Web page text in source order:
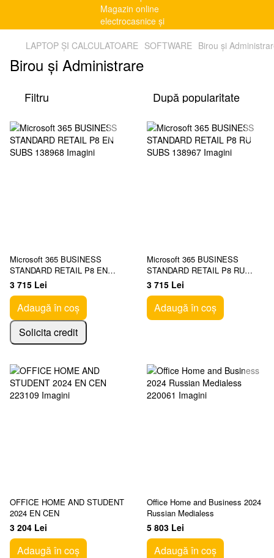
LAPTOP ȘI CALCULATOARE SOFTWARE Birou și
Birou și Administrare
Filtru După popularitate
Microsoft 365 BUSINESS
STANDARD RETAIL P8 EN
SUBS
3 715 Lei
Adaugă în coș
Solicita credit
Microsoft 365 BUSINESS
STANDARD RETAIL P8 RU
SUBS
3 715 Lei
Adaugă în coș
OFFICE HOME AND STUDENT
2024 EN CEN
3 204 Lei
Adaugă în coș
Office Home and Business 2024
Russian Medialess
5 803 Lei
Adaugă în coș